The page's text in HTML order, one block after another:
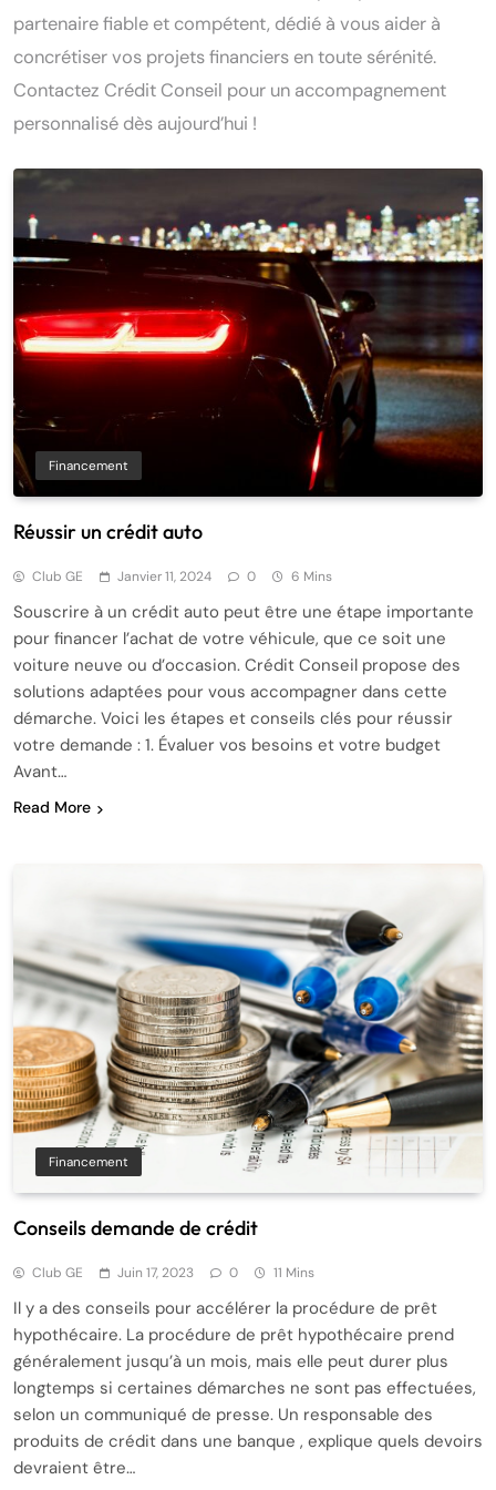
partenaire fiable et compétent, dédié à vous aider à
concrétiser vos projets financiers en toute sérénité.
Contactez Crédit Conseil pour un accompagnement
personnalisé dès aujourd’hui !
Financement
Réussir un crédit auto
Club GE Janvier 11, 2024 0 6 Mins
Souscrire à un crédit auto peut être une étape importante
pour financer l’achat de votre véhicule, que ce soit une
voiture neuve ou d’occasion. Crédit Conseil propose des
solutions adaptées pour vous accompagner dans cette
démarche. Voici les étapes et conseils clés pour réussir
votre demande : 1. Évaluer vos besoins et votre budget
Avant…
Read More
Financement
Conseils demande de crédit
Club GE Juin 17, 2023 0 11 Mins
Il y a des conseils pour accélérer la procédure de prêt
hypothécaire. La procédure de prêt hypothécaire prend
généralement jusqu’à un mois, mais elle peut durer plus
longtemps si certaines démarches ne sont pas effectuées,
selon un communiqué de presse. Un responsable des
produits de crédit dans une banque , explique quels devoirs
devraient être…